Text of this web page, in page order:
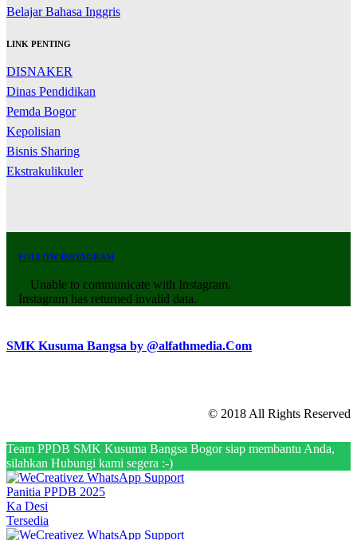
Belajar Bahasa Inggris
LINK PENTING
DISNAKER
Dinas Pendidikan
Pemda Bogor
Kepolisian
Bisnis Sharing
Ekstrakulikuler
FOLLOW INSTAGRAM
Unable to communicate with Instagram.
Instagram has returned invalid data.
SMK Kusuma Bangsa by @alfathmedia.Com
© 2018 All Rights Reserved
Team PPDB SMK Kusuma Bangsa Bogor siap membantu Anda,
silahkan Hubungi kami segera :-)
Panitia PPDB 2025
Ka Desi
Tersedia